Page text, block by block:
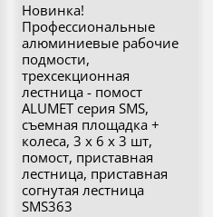
Новинка!
Профессиональные
алюминиевые рабочие
подмости,
трехсекционная
лестница - помост
ALUMET серия SMS,
съемная площадка +
колеса, 3 х 6 х 3 шт,
помост, приставная
лестница, приставная
согнутая лестница
SMS363